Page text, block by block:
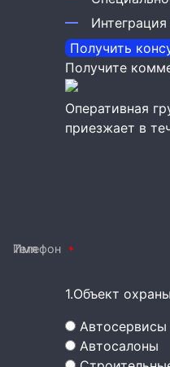
Получить
Получите
Оперативная
приезжает в
1.Объект
Автосервисы
Автосалоны
Имя
Телефон